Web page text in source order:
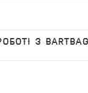
З BARTBAG